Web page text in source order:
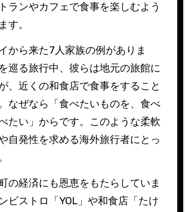
ランやカフェで食事を楽しむよう
す。
から来た7人家族の例がありま
巡る旅行中、彼らは地元の旅館に
、近くの和食店で食事をすること
なぜなら「食べたいものを、食べ
たい」からです。このような柔軟
自発性を求める海外旅行者にとっ
の経済にも恩恵をもたらしていま
ビストロ「YOL」や和食店「たけ